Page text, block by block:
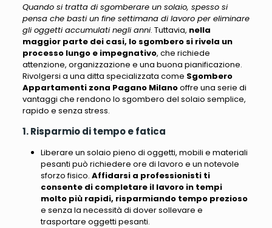
Quando si tratta di sgomberare un solaio, spesso si
pensa che basti un fine settimana di lavoro per eliminare
gli oggetti accumulati negli anni. Tuttavia, nella
maggior parte dei casi, lo sgombero si rivela un
processo lungo e impegnativo, che richiede
attenzione, organizzazione e una buona pianificazione.
Rivolgersi a una ditta specializzata come Sgombero
Appartamenti zona Pagano Milanooffre una serie di
vantaggi che rendono lo sgombero del solaio semplice,
rapido e senza stress.
1. Risparmio di tempo e fatica
Liberare un solaio pieno di oggetti, mobili e materiali
pesanti può richiedere ore di lavoro e un notevole
sforzo fisico. Affidarsi a professionisti ti
consente di completare il lavoro in tempi
molto più rapidi, risparmiando tempo prezioso
e senza la necessità di dover sollevare e
trasportare oggetti pesanti.